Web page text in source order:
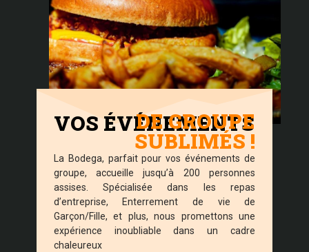
VOS ÉVÉNEMENTS
DE GROUPE
SUBLIMÉS !
La Bodega, parfait pour vos événements de
groupe, accueille jusqu’à 200 personnes
assises. Spécialisée dans les repas
d’entreprise, Enterrement de vie de
Garçon/Fille, et plus, nous promettons une
expérience inoubliable dans un cadre
chaleureux